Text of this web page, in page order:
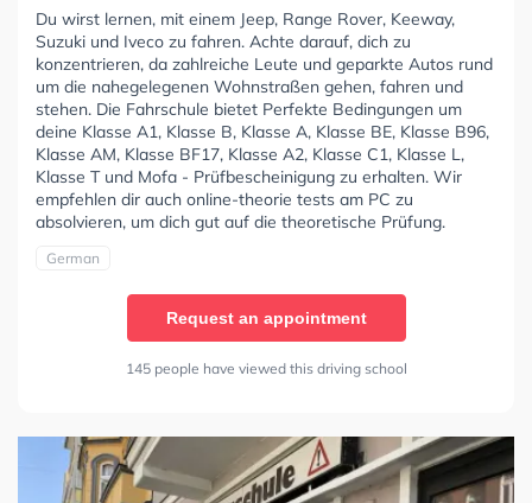
Du wirst lernen, mit einem Jeep, Range Rover, Keeway,
Suzuki und Iveco zu fahren. Achte darauf, dich zu
konzentrieren, da zahlreiche Leute und geparkte Autos rund
um die nahegelegenen Wohnstraßen gehen, fahren und
stehen. Die Fahrschule bietet Perfekte Bedingungen um
deine Klasse A1, Klasse B, Klasse A, Klasse BE, Klasse B96,
Klasse AM, Klasse BF17, Klasse A2, Klasse C1, Klasse L,
Klasse T und Mofa - Prüfbescheinigung zu erhalten. Wir
empfehlen dir auch online-theorie tests am PC zu
absolvieren, um dich gut auf die theoretische Prüfung.
German
Request an appointment
145 people have viewed this driving school